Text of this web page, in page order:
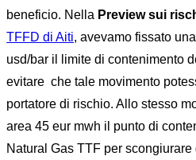
beneficio. Nella Preview sui
TFFD di Aiti, avevamo fissato
usd/bar il limite di contenimento
evitare che tale movimento
portatore di rischio. Allo stesso
area 45 eur mwh il punto di
Natural Gas TTF per